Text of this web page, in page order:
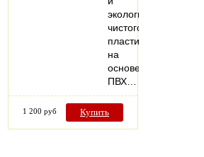
экологически
чистого
пластика
на
основе
ПВХ…
1 200 руб Купить